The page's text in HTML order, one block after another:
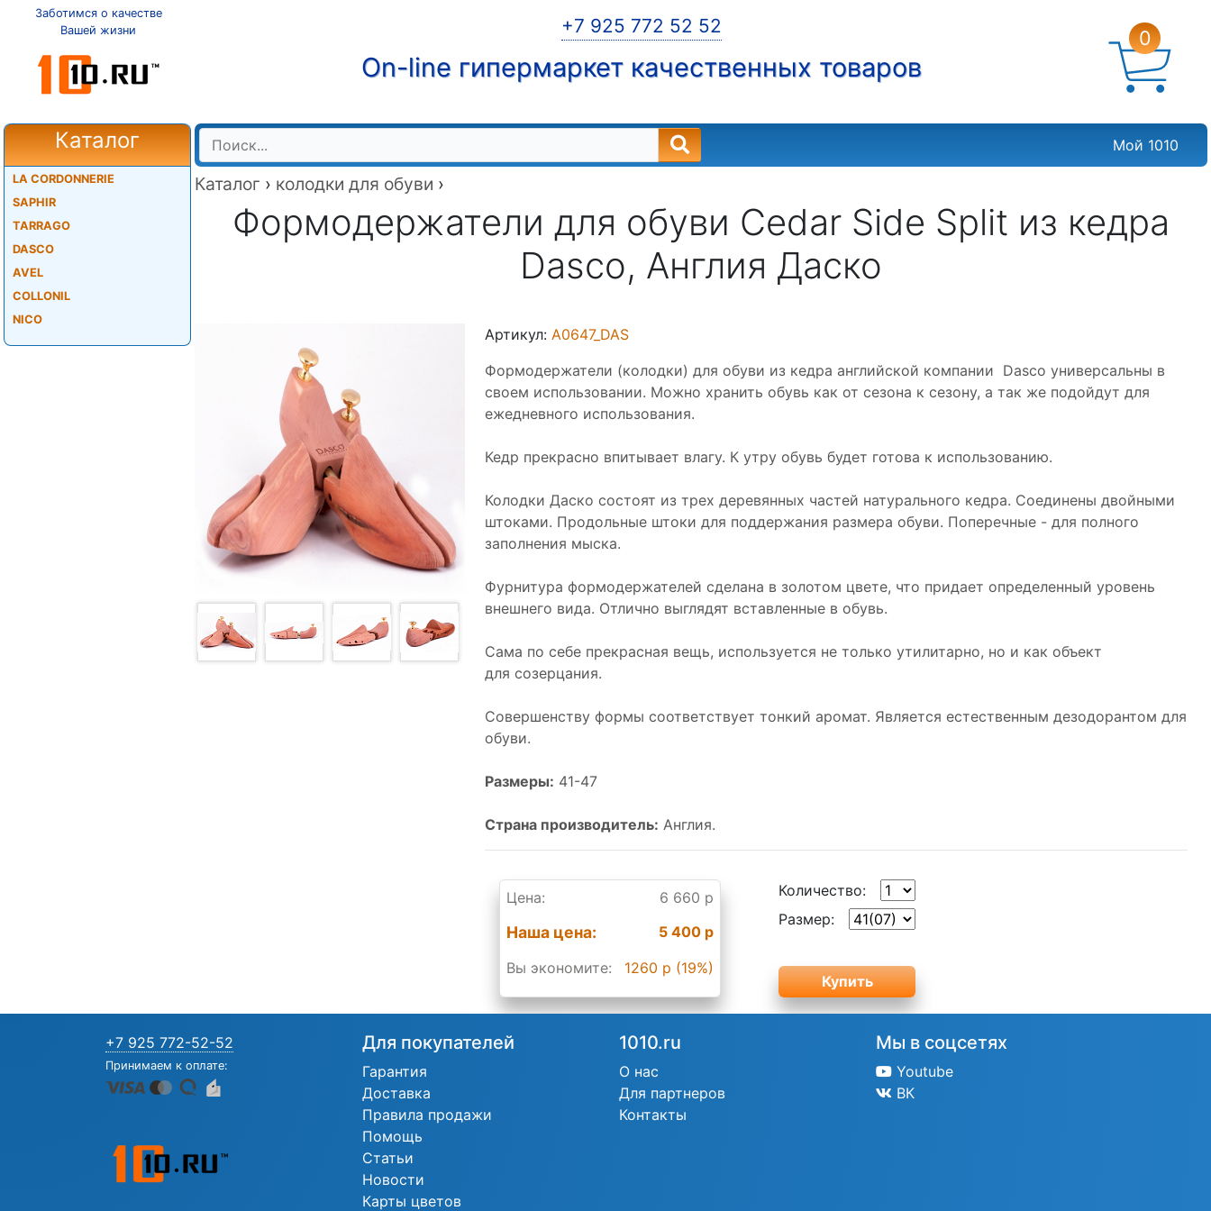
Заботимся о качестве
Вашей жизни
+7 925 772 52 52
On-line гипермаркет качественных товаров
0
Каталог
LA CORDONNERIE
SAPHIR
TARRAGO
DASCO
AVEL
COLLONIL
NICO
Мой 1010
Каталог › колодки для обуви ›
Формодержатели для обуви Cedar Side Split из кедра
Dasco, Англия Даско
Артикул:A0647_DAS
Формодержатели (колодки) для обуви из кедра английской компании Dasco универсальны в
своем использовании. Можно хранить обувь как от сезона к сезону, а так же подойдут для
ежедневного использования.
Кедр прекрасно впитывает влагу. К утру обувь будет готова к использованию.
Колодки Даско состоят из трех деревянных частей натурального кедра. Соединены двойными
штоками. Продольные штоки для поддержания размера обуви. Поперечные - для полного
заполнения мыска.
Фурнитура формодержателей сделана в золотом цвете, что придает определенный уровень
внешнего вида. Отлично выглядят вставленные в обувь.
Сама по себе прекрасная вещь, используется не только утилитарно, но и как объект
для созерцания.
Совершенству формы соответствует тонкий аромат. Является естественным дезодорантом для
обуви.
Размеры: 41-47
Страна производитель: Англия.
Цена: 6 660 р
Наша цена:
5 400 р
Вы экономите:
1260 р (19%)
Количество:
Размер:
+7 925 772-52-52
Принимаем к оплате:
Для покупателей
Гарантия
Доставка
Правила продажи
Помощь
Статьи
Новости
Карты цветов
1010.ru
О нас
Для партнеров
Контакты
Мы в соцсетях
Youtube
ВК